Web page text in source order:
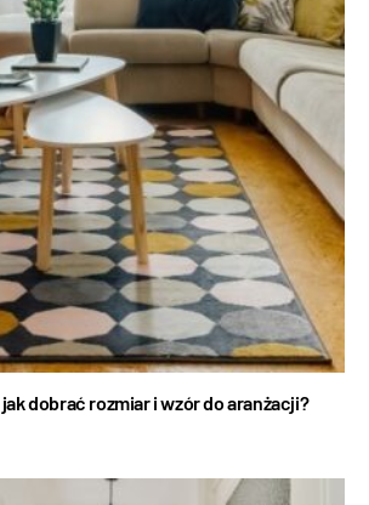
dobrać rozmiar i wzór do aranżacji?